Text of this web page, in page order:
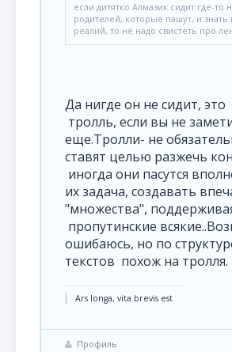
если дитятко Алмазик сидит где-то
родителей, которые пашут, и знать
реалий, то не надо свистеть про
Да нигде он не сидит, это
тролль, если вы не
еще.Тролли- не
ставят целью разжечь
иногда они пасутся
их задача, создавать
"множества",
пропутинские
ошибаюсь, но по
текстов похож на тролля.
Ars longa, vita brevis est
Профиль